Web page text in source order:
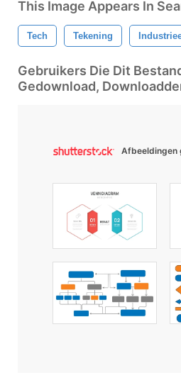
This Image Appears In
Tech Tekening
Gebruikers Die Dit
Gedownload,
Afbeeldingen